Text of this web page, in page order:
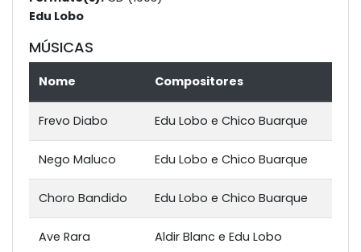
Edu Lobo
MÚSICAS
Nome Compositores
Frevo Diabo Edu Lobo e Chico Buarque
Nego Maluco Edu Lobo e Chico Buarque
Choro Bandido Edu Lobo e Chico Buarque
Ave Rara Aldir Blanc e Edu Lobo